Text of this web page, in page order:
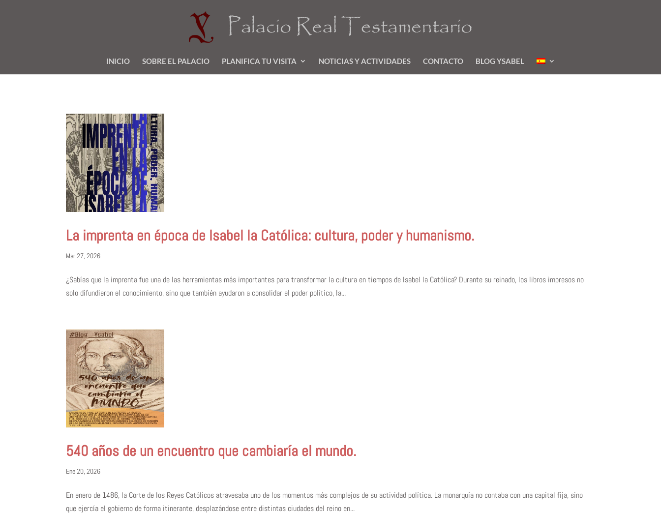
INICIO SOBRE EL PALACIO PLANIFICA TU VISITA NOTICIAS Y ACTIVIDADES CONTACTO BLOG YSABEL
La imprenta en época de Isabel la Católica: cultura, poder y humanismo.
Mar 27, 2026
¿Sabías que la imprenta fue una de las herramientas más importantes para transformar la cultura en tiempos de Isabel la Católica? Durante su reinado, los libros impresos no
solo difundieron el conocimiento, sino que también ayudaron a consolidar el poder político, la...
540 años de un encuentro que cambiaría el mundo.
Ene 20, 2026
En enero de 1486, la Corte de los Reyes Católicos atravesaba uno de los momentos más complejos de su actividad política. La monarquía no contaba con una capital fija, sino
que ejercía el gobierno de forma itinerante, desplazándose entre distintas ciudades del reino en...